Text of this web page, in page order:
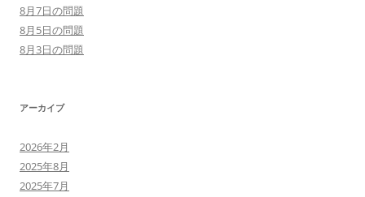
8月7日の問題
8月5日の問題
8月3日の問題
アーカイブ
2026年2月
2025年8月
2025年7月